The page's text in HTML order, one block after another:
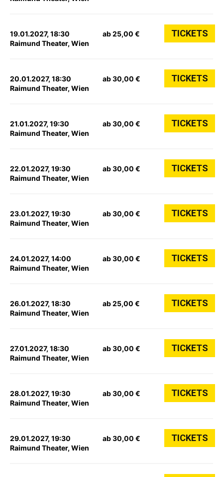
19.01.2027, 18:30
Raimund Theater, Wien
ab 25,00 € TICKETS
20.01.2027, 18:30
Raimund Theater, Wien
ab 30,00 € TICKETS
21.01.2027, 19:30
Raimund Theater, Wien
ab 30,00 € TICKETS
22.01.2027, 19:30
Raimund Theater, Wien
ab 30,00 € TICKETS
23.01.2027, 19:30
Raimund Theater, Wien
ab 30,00 € TICKETS
24.01.2027, 14:00
Raimund Theater, Wien
ab 30,00 € TICKETS
26.01.2027, 18:30
Raimund Theater, Wien
ab 25,00 € TICKETS
27.01.2027, 18:30
Raimund Theater, Wien
ab 30,00 € TICKETS
28.01.2027, 19:30
Raimund Theater, Wien
ab 30,00 € TICKETS
29.01.2027, 19:30
Raimund Theater, Wien
ab 30,00 € TICKETS